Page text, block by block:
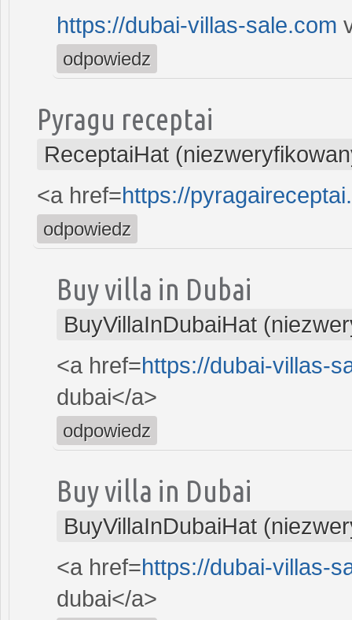
https://dubai-villas-sale.com
odpowiedz
Pyragu receptai
ReceptaiHat
<a href=https://
odpowiedz
Buy villa in Dubai
BuyVillaInDubaiHat
<a href=https://dubai-villas-
dubai</a>
odpowiedz
Buy villa in Dubai
BuyVillaInDubaiHat
<a href=https://dubai-villas-
dubai</a>